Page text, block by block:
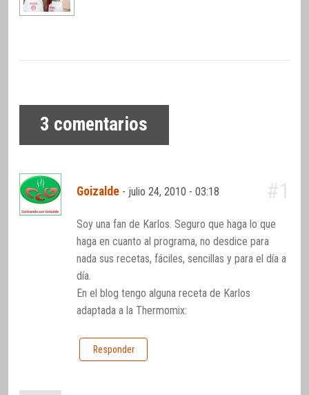
3 comentarios
Goizalde - julio 24, 2010 - 03:18 #1
Soy una fan de Karlos. Seguro que haga lo que
haga en cuanto al programa, no desdice para
nada sus recetas, fáciles, sencillas y para el día a
día.
En el blog tengo alguna receta de Karlos
adaptada a la Thermomix:
Responder